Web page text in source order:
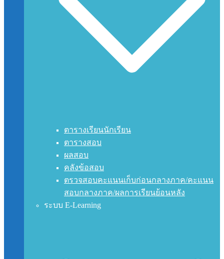
ตารางเรียนนักเรียน
ตารางสอบ
ผลสอบ
คลังข้อสอบ
ตรวจสอบคะแนนเก็บก่อนกลางภาค/คะแนน
สอบกลางภาค/ผลการเรียนย้อนหลัง
ระบบ E-Learning